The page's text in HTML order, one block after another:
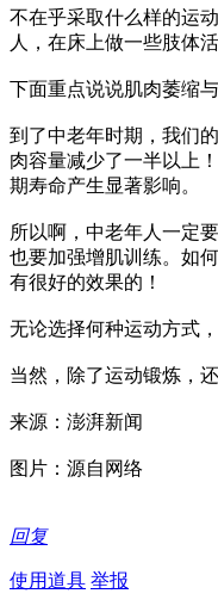
不在乎采取什么样的运
人，在床上做一些肢体
下面重点说说肌肉萎缩
到了中老年时期，我们
肉容量减少了一半以上
期寿命产生显著影响。
所以啊，中老年人一定
也要加强增肌训练。如
有很好的效果的！
无论选择何种运动方式
当然，除了运动锻炼，
来源：澎湃新闻
图片：源自网络
回复
使用道具 举报